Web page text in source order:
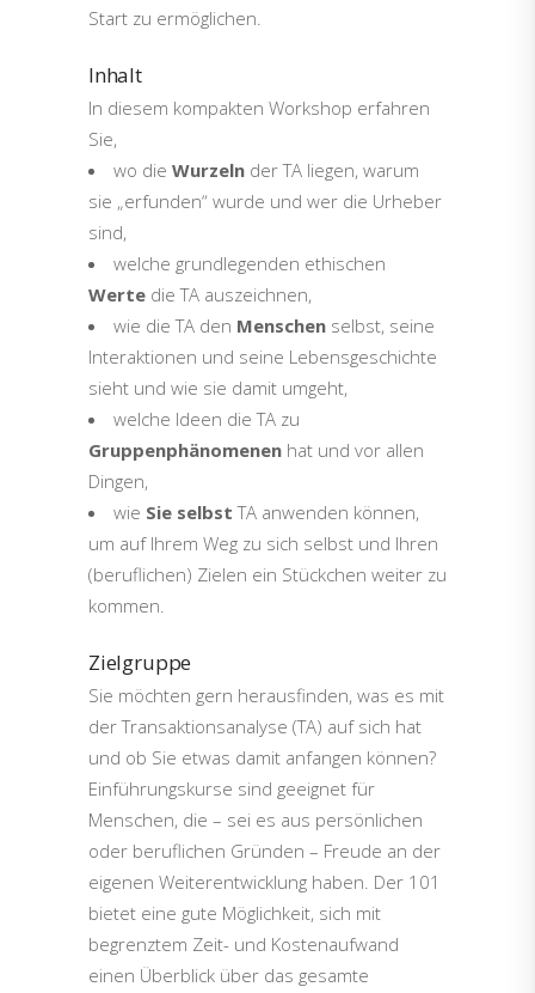
Start zu ermöglichen.
Inhalt
In diesem kompakten Workshop erfahren
Sie,
wo die Wurzeln der TA liegen, warum
sie „erfunden“ wurde und wer die Urheber
sind,
welche grundlegenden ethischen
Werte die TA auszeichnen,
wie die TA den Menschen selbst, seine
Interaktionen und seine Lebensgeschichte
sieht und wie sie damit umgeht,
welche Ideen die TA zu
Gruppenphänomenen hat und vor allen
Dingen,
wie Sie selbstTA anwenden können,
um auf Ihrem Weg zu sich selbst und Ihren
(beruflichen) Zielen ein Stückchen weiter zu
kommen.
Zielgruppe
Sie möchten gern herausfinden, was es mit
der Transaktionsanalyse (TA) auf sich hat
und ob Sie etwas damit anfangen können?
Einführungskurse sind geeignet für
Menschen, die – sei es aus persönlichen
oder beruflichen Gründen – Freude an der
eigenen Weiterentwicklung haben. Der 101
bietet eine gute Möglichkeit, sich mit
begrenztem Zeit- und Kostenaufwand
einen Überblick über das gesamte